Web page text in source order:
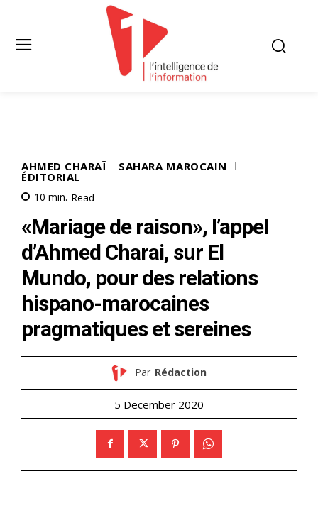
AHMED CHARAÏ SAHARA MAROCAIN
ÉDITORIAL
10 min. Read
«Mariage de raison», l’appel
d’Ahmed Charai, sur El
Mundo, pour des relations
hispano-marocaines
pragmatiques et sereines
Par Rédaction
5 December 2020